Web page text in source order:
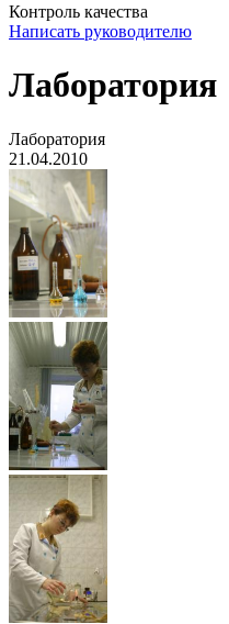
Контроль качества
Написать руководителю
Лаборатория
Лаборатория
21.04.2010